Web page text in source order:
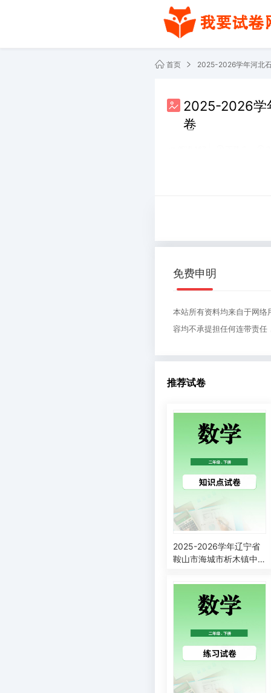
首页 2025-2026学年河北
2025-2026学
卷
免费申明
本站所有资料均来自于网
容均不承提担任何连带责
推荐试卷
2025-2026学年辽宁省
鞍山市海城市析木镇中
册3月阶段检测数学试卷